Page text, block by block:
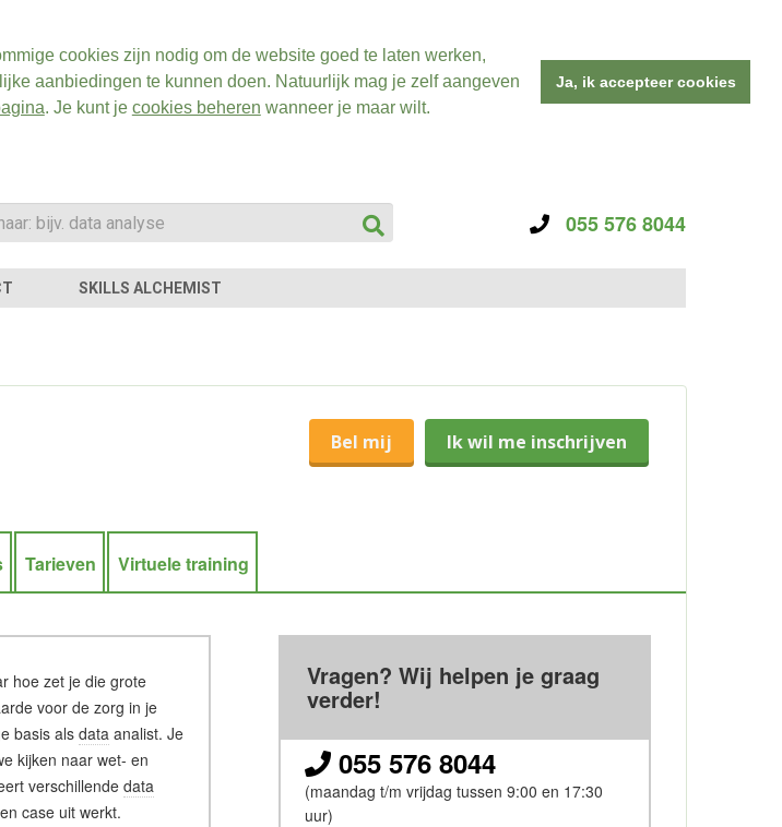
cookies zijn nodig om de website goed te laten werken,
aanbiedingen te kunnen doen. Natuurlijk mag je zelf aangeven
. Je kunt je cookies beheren wanneer je maar wilt.
Ja, ik accepteer cookies
055 576 8044
SKILLS ALCHEMIST
Bel mij Ik wil me inschrijven
Tarieven Virtuele training
hoe zet je die grote
voor de zorg in je
basis alsdata analist. Je
kijken naar wet- en
verschillende data
case uit werkt.
Vragen? Wij helpen je graag
verder!
055 576 8044
(maandag t/m vrijdag tussen 9:00 en 17:30
uur)